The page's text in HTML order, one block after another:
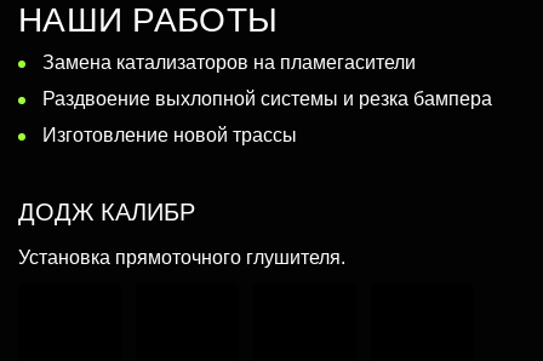
НАШИ РАБОТЫ
Замена катализаторов на пламегасители
Раздвоение выхлопной системы и резка бампера
Изготовление новой трассы
ДОДЖ КАЛИБР
Установка прямоточного глушителя.